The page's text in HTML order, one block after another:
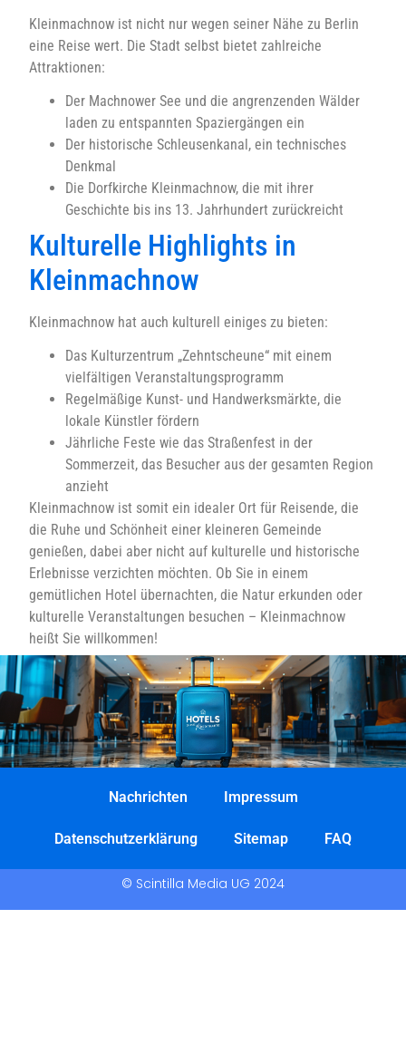
Kleinmachnow ist nicht nur wegen seiner Nähe zu Berlin
eine Reise wert. Die Stadt selbst bietet zahlreiche
Attraktionen:
Der Machnower See und die angrenzenden Wälder
laden zu entspannten Spaziergängen ein
Der historische Schleusenkanal, ein technisches
Denkmal
Die Dorfkirche Kleinmachnow, die mit ihrer
Geschichte bis ins 13. Jahrhundert zurückreicht
Kulturelle Highlights in
Kleinmachnow
Kleinmachnow hat auch kulturell einiges zu bieten:
Das Kulturzentrum „Zehntscheune“ mit einem
vielfältigen Veranstaltungsprogramm
Regelmäßige Kunst- und Handwerksmärkte, die
lokale Künstler fördern
Jährliche Feste wie das Straßenfest in der
Sommerzeit, das Besucher aus der gesamten Region
anzieht
Kleinmachnow ist somit ein idealer Ort für Reisende, die
die Ruhe und Schönheit einer kleineren Gemeinde
genießen, dabei aber nicht auf kulturelle und historische
Erlebnisse verzichten möchten. Ob Sie in einem
gemütlichen Hotel übernachten, die Natur erkunden oder
kulturelle Veranstaltungen besuchen – Kleinmachnow
heißt Sie willkommen!
Nachrichten Impressum
Datenschutzerklärung Sitemap FAQ
© Scintilla Media UG 2024